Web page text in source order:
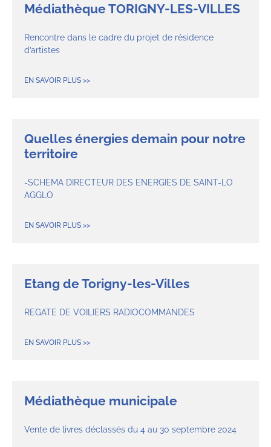
Médiathèque TORIGNY-LES-VILLES
Rencontre dans le cadre du projet de résidence
d’artistes
EN SAVOIR PLUS >>
Quelles énergies demain pour notre
territoire
-SCHEMA DIRECTEUR DES ENERGIES DE SAINT-LO
AGGLO
EN SAVOIR PLUS >>
Etang de Torigny-les-Villes
REGATE DE VOILIERS RADIOCOMMANDES
EN SAVOIR PLUS >>
Médiathèque municipale
Vente de livres déclassés du 4 au 30 septembre 2024